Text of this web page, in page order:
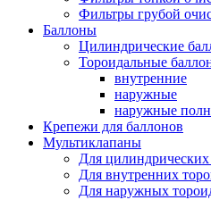
Фильтры грубой
Баллоны
Цилиндрические
Тороидальные
внутренние
наружные
наружные
Крепежи для баллонов
Мультиклапаны
Для цилиндрических
Для внутренних
Для наружных